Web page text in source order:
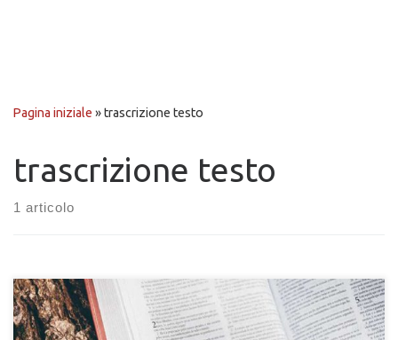
Pagina iniziale »trascrizione testo
trascrizione testo
1 articolo